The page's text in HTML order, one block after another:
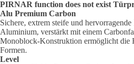
PIRNAR function does not exist
Alu Premium Carbon
Sichere, extrem steife und
Aluminium, verstärkt mit einem
Monoblock-Konstruktion ermöglicht die
Formen.
Level